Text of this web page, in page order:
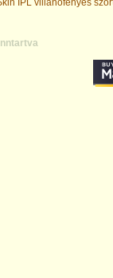
IPL villanófényes